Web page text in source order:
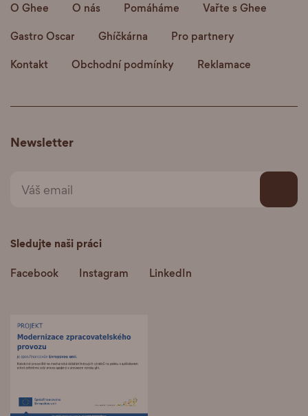
O Ghee O nás Pomáháme
Vařte s Ghee
Gastro Oscar
Ghíčkárna
Pro partnery
Kontakt
Obchodní podmínky Reklamace
Newsletter
Sledujte naši práci
Facebook Instagram LinkedIn